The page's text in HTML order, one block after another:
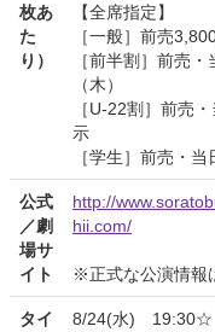
枚あ
た
り）
【全席指定】
［一般］前売
［前半割］前売
（木）
［U-22割］前売
示
［学生］前売・
公式
／劇
場サ
イト
http://
hii.com/
※正式な公演情報
タイ 8/24(水) 19:30☆